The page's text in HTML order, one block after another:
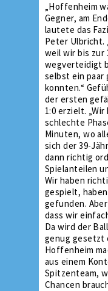
„Hoffenheim
Gegner, am
lautete das
Peter Ulbricht.
weil wir bis zur
wegverteidigt
selbst ein paar
konnten.“
der ersten
1:0 erzielt.
schlechte
Minuten, wo
sich der 39-
dann richtig
Spielanteilen
Wir haben
gespielt,
gefunden.
dass wir
Da wird der
genug gesetzt
Hoffenheim
aus einem
Spitzenteam,
Chancen